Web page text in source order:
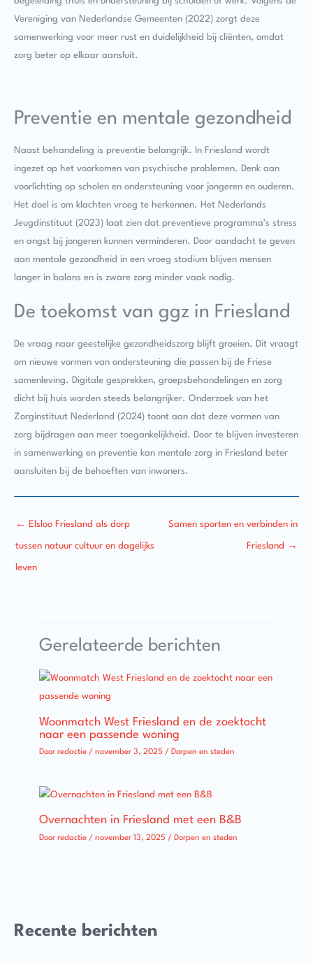
Vereniging van Nederlandse Gemeenten (2022) zorgt deze
samenwerking voor meer rust en duidelijkheid bij cliënten, omdat
zorg beter op elkaar aansluit.
Preventie en mentale gezondheid
Naast behandeling is preventie belangrijk. In Friesland wordt
ingezet op het voorkomen van psychische problemen. Denk aan
voorlichting op scholen en ondersteuning voor jongeren en ouderen.
Het doel is om klachten vroeg te herkennen. Het Nederlands
Jeugdinstituut (2023) laat zien dat preventieve programma’s stress
en angst bij jongeren kunnen verminderen. Door aandacht te geven
aan mentale gezondheid in een vroeg stadium blijven mensen
langer in balans en is zware zorg minder vaak nodig.
De toekomst van ggz in Friesland
De vraag naar geestelijke gezondheidszorg blijft groeien. Dit vraagt
om nieuwe vormen van ondersteuning die passen bij de Friese
samenleving. Digitale gesprekken, groepsbehandelingen en zorg
dicht bij huis worden steeds belangrijker. Onderzoek van het
Zorginstituut Nederland (2024) toont aan dat deze vormen van
zorg bijdragen aan meer toegankelijkheid. Door te blijven investeren
in samenwerking en preventie kan mentale zorg in Friesland beter
aansluiten bij de behoeften van inwoners.
← Elsloo Friesland als dorp
tussen natuur cultuur en dagelijks
leven
Samen sporten en verbinden in
Friesland →
Gerelateerde berichten
Woonmatch West Friesland en de zoektocht
naar een passende woning
Door redactie /november 3, 2025 / Dorpen en steden
Overnachten in Friesland met een B&B
Door redactie /november 13, 2025 / Dorpen en steden
Recente berichten